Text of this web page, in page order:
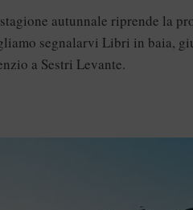
autunnale riprende la
segnalarvi Libri in baia,
a Sestri Levante.